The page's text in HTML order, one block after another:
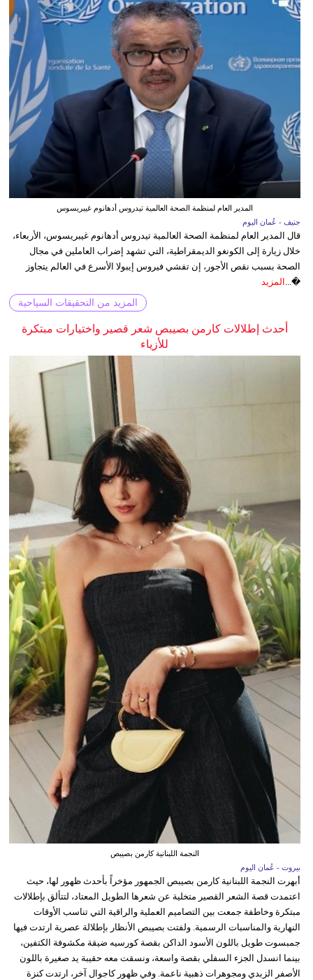
المدير العام لمنظمة الصحة العالمية تيدروس أدهانوم غيبريسوس
جنيف - عُمان اليوم
قال المدير العام لمنظمة الصحة العالمية تيدروس أدهانوم غيبريسوس، الأربعاء،
خلال زيارة إلى الكونغو الديمقراطية، التي تشهد إضراب العاملين في مجال
الصحة بسبب نقص الأجور، إن تفشي فيروس إيبولا الأسرع في العالم يتجاوز
�...
المزيد
المزيد من التحقيقات السياحية
أحدث إطلالات كارمن بصيبص شعر قصير واختيارات مبتكرة
للأزياء
النجمة اللبنانية كارمن بصيبص
بيروت - عُمان اليوم
أبهرت النجمة اللبنانية كارمن بصيبص الجمهور مؤخراً بأحدث ظهور لها، حيث
اعتمدت قصة الشعر القصير متخلية عن شعرها الطويل المعتاد، لتتألق بإطلالات
مبتكرة وخاطفة جمعت بين التصاميم العملية والراقية التي تناسب الأوقات
النهارية والمناسبات الرسمية. ولفتت بصيبص الأنظار بإطلالة عصرية ارتدت فيها
جمبسوت طويل باللون الأسود الداكن بقصة كورسيه ضيقة مكشوفة الكتفين،
بينما انسدل الجزء السفلي بقصة واسعة، ونسقت معه حقيبة يد صغيرة باللون
الأصفر الزبدي ومجوهرات ذهبية ناعمة. وفي ظهور كاجوال آخر، ارتدت كنزة